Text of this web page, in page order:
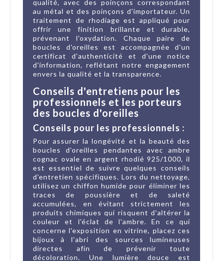
qualité, avec des poinçons correspondant
au métal et des poinçons d'importateur. Un
traitement de rhodiage est appliqué pour
offrir une finition brillante et durable,
prévenant l'oxydation. Chaque paire de
boucles d'oreilles est accompagnée d'un
certificat d'authenticité et d'une notice
d'information, reflétant notre engagement
envers la qualité et la transparence.
Conseils d'entretiens pour les
professionnels et les porteurs
des boucles d'oreilles
Conseils pour les professionnels :
Pour assurer la longévité et la beauté des
boucles d'oreilles pendantes avec ambre
cognac ovale en argent rhodié 925/1000, il
est essentiel de suivre quelques conseils
d'entretien spécifiques. Lors du nettoyage,
utilisez un chiffon humide pour éliminer les
traces de poussière et de saleté
accumulées, en évitant strictement les
produits chimiques qui risquent d'altérer la
couleur et l'éclat de l'ambre. En ce qui
concerne l'exposition en vitrine, placez ces
bijoux à l'abri des sources lumineuses
directes afin de prévenir toute
décoloration. Une lumière douce est